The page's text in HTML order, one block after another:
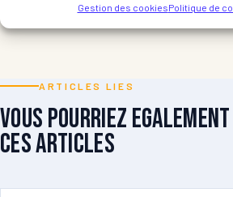
Gestion des cookiesPolitique de
ARTICLES LIES
Vous pourriez
ces articles